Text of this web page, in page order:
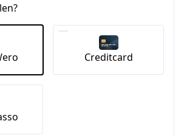
Creditcard